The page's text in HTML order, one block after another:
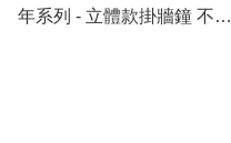
年系列 - 立體款掛牆鐘 不包